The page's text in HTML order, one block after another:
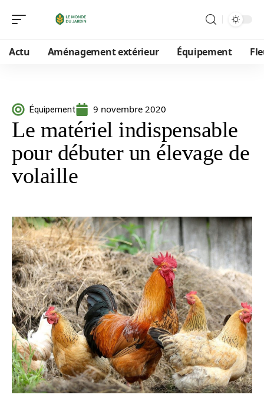
Actu Aménagement extérieur Équipement
Équipement 9 novembre 2020
Le matériel indispensable
pour débuter un élevage de
volaille